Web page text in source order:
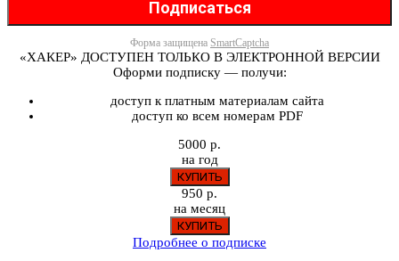
Форма защищена SmartCaptcha
«ХАКЕР» ДОСТУПЕН ТОЛЬКО В ЭЛЕКТРОННОЙ ВЕРСИИ
Оформи подписку — получи:
доступ к платным материалам сайта
доступ ко всем номерам PDF
5000 р.
на год
950 р.
на месяц
Подробнее о подписке